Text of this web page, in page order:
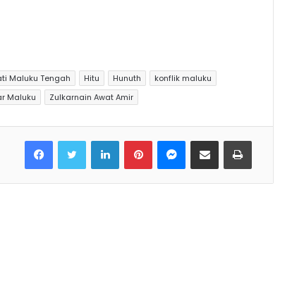
Maluku Tengah Hitu Hunuth
konflik maluku
Maluku Zulkarnain Awat Amir
LinkedIn